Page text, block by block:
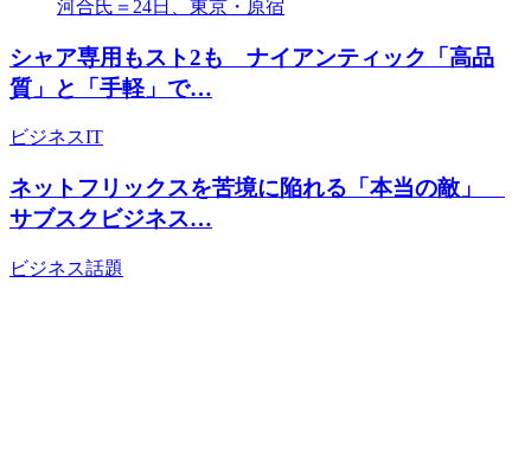
シャア専用もスト2も ナイアンティック「高品
質」と「手軽」で…
ビジネスIT
ネットフリックスを苦境に陥れる「本当の敵」
サブスクビジネス…
ビジネス話題